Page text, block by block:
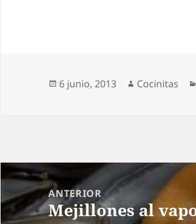
Publicado
6 junio, 2013 Autor
Cocinitas
Navegación
entradas
ANTERIOR
Entrada
Mejillones al